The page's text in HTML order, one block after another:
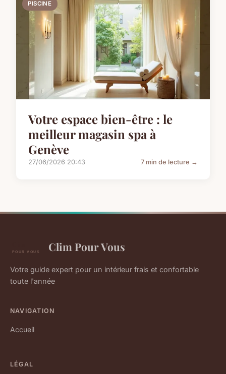
PISCINE
Votre espace bien-être : le
meilleur magasin spa à
Genève
27/06/2026 20:43 7 min de lecture →
Clim Pour Vous
Votre guide expert pour un intérieur frais et confortable
toute l'année
NAVIGATION
Accueil
LÉGAL